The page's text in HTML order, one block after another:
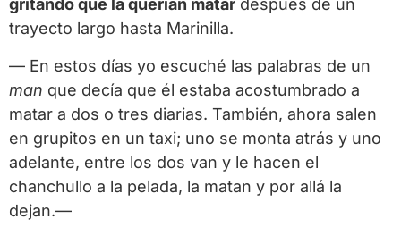
gritando que la querían matar después de un
trayecto largo hasta Marinilla.
— En estos días yo escuché las palabras de un
man que decía que él estaba acostumbrado a
matar a dos o tres diarias. También, ahora salen
en grupitos en un taxi; uno se monta atrás y uno
adelante, entre los dos van y le hacen el
chanchullo a la pelada, la matan y por allá la
dejan.—